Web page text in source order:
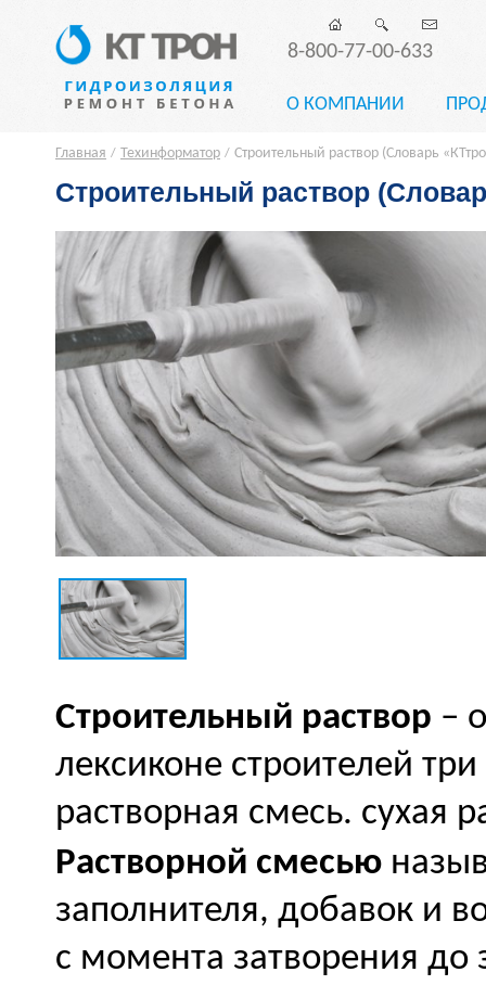
8-800-77-00-633
О КОМПАНИИ
Главная / Техинформатор / Строительный раствор (Словарь
Строительный раствор
Строительный раствор –
лексиконе строителей
растворная смесь. сухая
Растворной смесью
заполнителя, добавок и
с момента затворения до